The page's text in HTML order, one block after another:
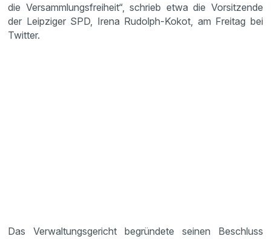
die Versammlungsfreiheit“, schrieb etwa die Vorsitzende
der Leipziger SPD, Irena Rudolph-Kokot, am Freitag bei
Twitter.
Das Verwaltungsgericht begründete seinen Beschluss